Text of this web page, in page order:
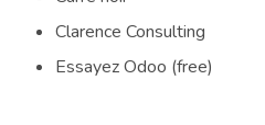
Clarence Consulting
Essayez Odoo (free)